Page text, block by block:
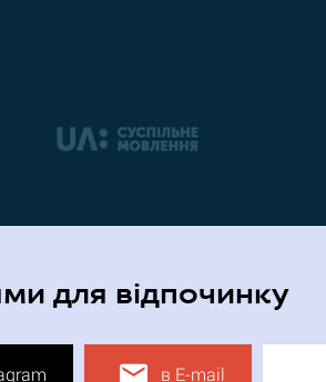
для відпочинку
в E-mail